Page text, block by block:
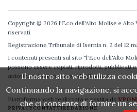
Copyright © 2026 l'Eco dell'Alto Molise e Alto
riservati.
Registrazione Tribunale di Isernia n. 2 del 12
I contenuti presenti sul sito "l'Eco dell'Alto
possono essere copiati, riprodotti, pubblicati
autorizzazione espressa degli autori.
Piattaforma web realizzata e gestita da
PRIVACYCONTATTIREDAZIONE
Il nostro sito web utilizza
Continuando la navigazione, si
che ci consente di fornire un